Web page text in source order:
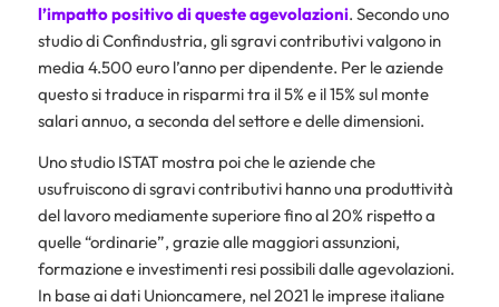
l’impatto positivo di queste agevolazioni. Secondo uno
studio di Confindustria, gli sgravi contributivi valgono in
media 4.500 euro l’anno per dipendente. Per le aziende
questo si traduce in risparmi tra il 5% e il 15% sul monte
salari annuo, a seconda del settore e delle dimensioni.
Uno studio ISTAT mostra poi che le aziende che
usufruiscono di sgravi contributivi hanno una produttività
del lavoro mediamente superiore fino al 20% rispetto a
quelle “ordinarie”, grazie alle maggiori assunzioni,
formazione e investimenti resi possibili dalle agevolazioni.
In base ai dati Unioncamere, nel 2021 le imprese italiane